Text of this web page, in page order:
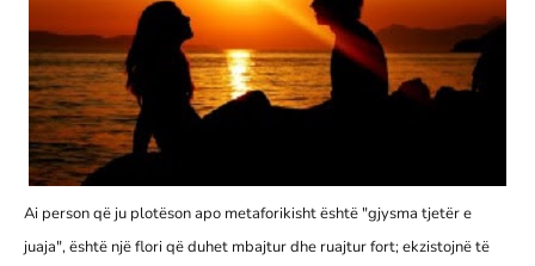
Ai person që ju plotëson apo metaforikisht është "gjysma tjetër e
juaja", është një flori që duhet mbajtur dhe ruajtur fort; ekzistojnë të